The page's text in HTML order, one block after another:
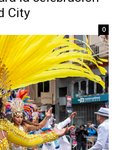
City
0